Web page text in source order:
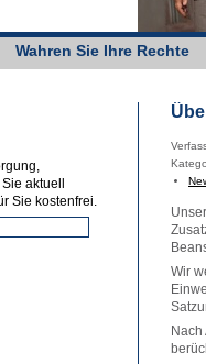
Wahren Sie Ihre Rechte
aktuell
Sie kostenfrei.
Wir